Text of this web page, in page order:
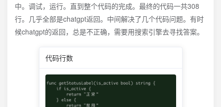
中。调试，运行。直到整个代码的完成。最终的代码一共308
行。几乎全部是chatgpt返回。中间解决了几个代码问题。有时
候chatgpt的返回，总是不正确，需要用搜索引擎去寻找答案。
代码行数